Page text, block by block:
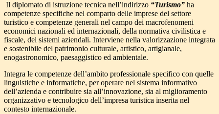
Il diplomato di istruzione tecnica nell’indirizzo “Turismo” ha
competenze specifiche nel comparto delle imprese del settore
turistico e competenze generali nel campo dei macrofenomeni
economici nazionali ed internazionali, della normativa civilistica e
fiscale, dei sistemi aziendali. Interviene nella valorizzazione integrata
e sostenibile del patrimonio culturale, artistico, artigianale,
enogastronomico, paesaggistico ed ambientale.
Integra le competenze dell’ambito professionale specifico con quelle
linguistiche e informatiche, per operare nel sistema informativo
dell’azienda e contribuire sia all’innovazione, sia al miglioramento
organizzativo e tecnologico dell’impresa turistica inserita nel
contesto internazionale.